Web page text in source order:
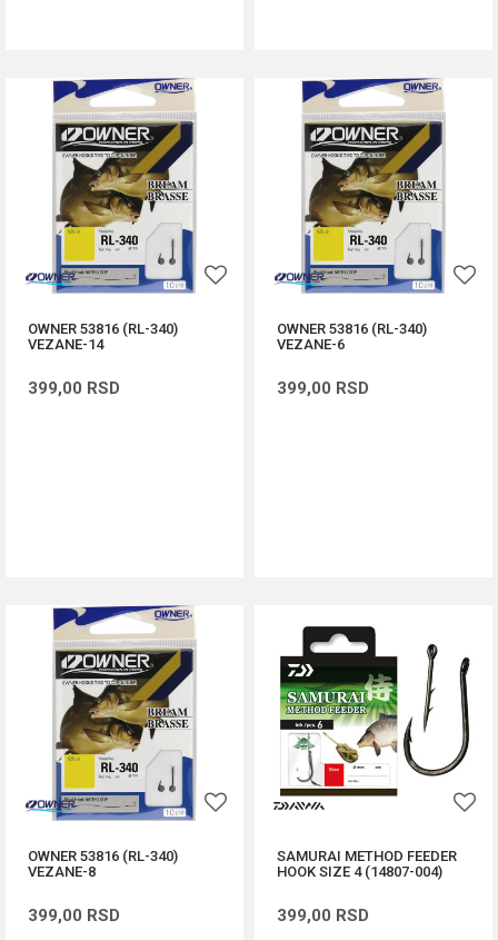
OWNER 53816 (RL-340)
VEZANE-14
399,00 RSD
OWNER 53816 (RL-340)
VEZANE-6
399,00 RSD
OWNER 53816 (RL-340)
VEZANE-8
399,00 RSD
SAMURAI METHOD FEEDER
HOOK SIZE 4 (14807-004)
399,00 RSD